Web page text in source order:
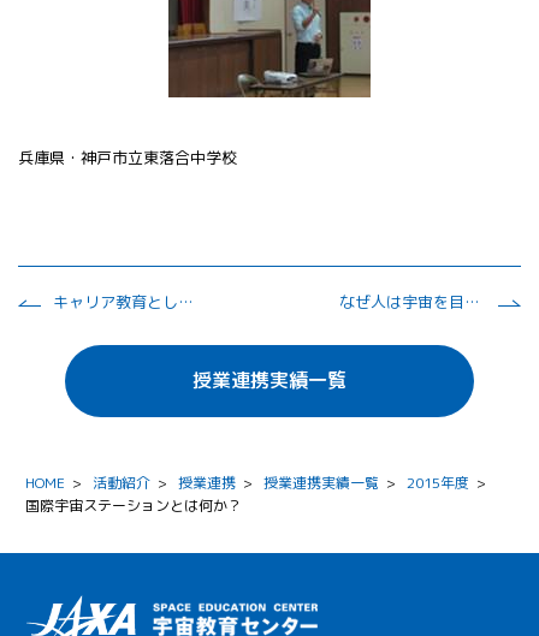
兵庫県・神戸市立東落合中学校
キャリア教育として多様な仕事や人生観に触れる学習 なぜ人は宇宙を目指すのか
授業連携実績一覧
HOME > 活動紹介 > 授業連携 > 授業連携実績一覧 > 2015年度 >
国際宇宙ステーションとは何か？